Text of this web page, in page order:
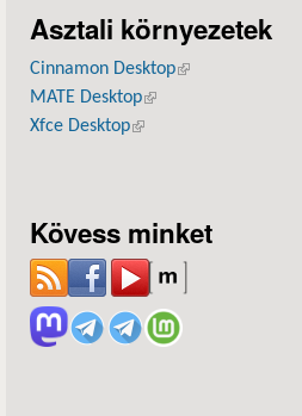
Asztali környezetek
Cinnamon Desktop(külső hivatkozás)
MATE Desktop(külső hivatkozás)
Xfce Desktop(külső hivatkozás)
Kövess minket